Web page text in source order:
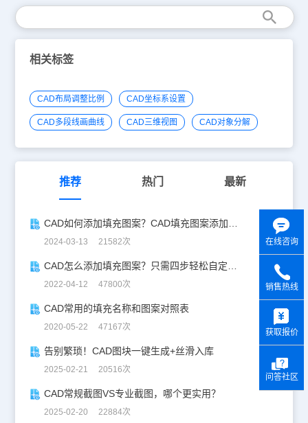
相关标签
CAD布局调整比例 CAD坐标系设置
CAD多段线画曲线 CAD三维视图 CAD对象分解
推荐 热门 最新
CAD如何添加填充图案？CAD填充图案添加步骤
2024-03-13 21582次
CAD怎么添加填充图案？只需四步轻松自定义CAD填充图案！
2022-04-12 47800次
CAD常用的填充名称和图案对照表
2020-05-22 47167次
告别繁琐！CAD图块一键生成+丝滑入库
2025-02-21 20516次
CAD常规截图VS专业截图，哪个更实用？
2025-02-20 22884次
在线咨询
销售热线
获取报价
问答社区